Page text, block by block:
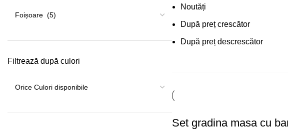
Filtrează după culori
Noutăți
După preț crescător
După preț descrescător
Set gradina masa cu